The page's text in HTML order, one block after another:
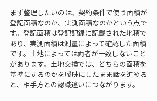
まず整理したいのは、契約条件で使う面積が
登記面積なのか、実測面積なのかという点で
す。登記面積は登記記録に記載された地積で
あり、実測面積は測量によって確認した面積
です。土地によっては両者が一致しないこと
があります。土地交換では、どちらの面積を
基準にするのかを曖昧にしたまま話を進める
と、相手方との認識違いにつながります。